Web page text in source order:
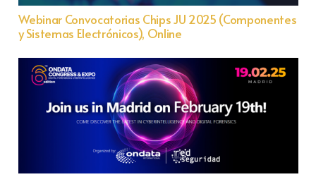
Webinar Convocatorias Chips JU 2025 (Componentes
y Sistemas Electrónicos), Online